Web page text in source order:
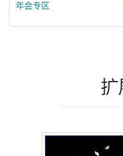
年会专区